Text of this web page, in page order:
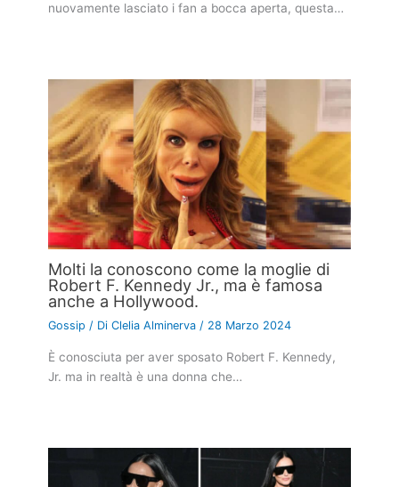
nuovamente lasciato i fan a bocca aperta, questa…
Molti la conoscono come la moglie di
Robert F. Kennedy Jr., ma è famosa
anche a Hollywood.
Gossip / DiClelia Alminerva/ 28 Marzo 2024
È conosciuta per aver sposato Robert F. Kennedy,
Jr. ma in realtà è una donna che…